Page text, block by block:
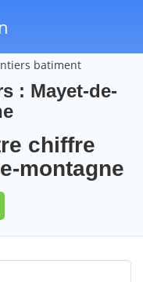
batiment
: Mayet-de-
chiffre
montagne